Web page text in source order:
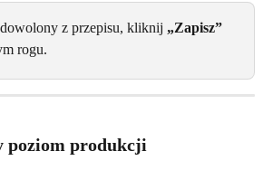
z przepisu, kliknij „Zapisz”
rogu.
poziom produkcji